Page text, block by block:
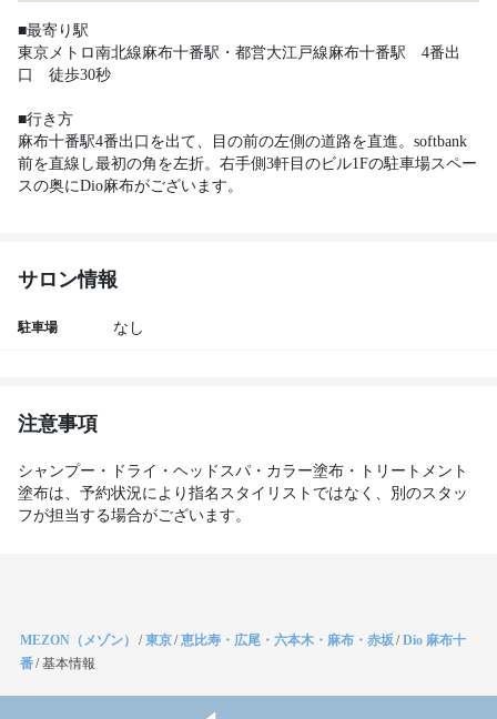
■最寄り駅
東京メトロ南北線麻布十番駅・都営大江戸線麻布十番駅　4番出
口　徒歩30秒
■行き方
麻布十番駅4番出口を出て、目の前の左側の道路を直進。softbank
前を直線し最初の角を左折。右手側3軒目のビル1Fの駐車場スペー
スの奥にDio麻布がございます。
サロン情報
駐車場 なし
注意事項
シャンプー・ドライ・ヘッドスパ・カラー塗布・トリートメント
塗布は、予約状況により指名スタイリストではなく、別のスタッ
フが担当する場合がございます。
MEZON（メゾン） /東京/恵比寿・広尾・六本木・麻布・赤坂/Dio 麻布十
番/基本情報